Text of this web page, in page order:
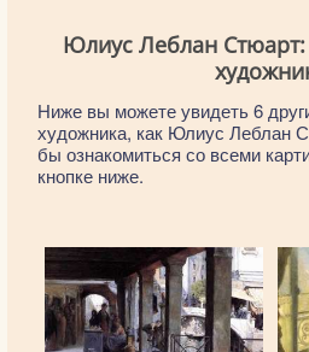
Юлиус Леблан Стюарт:
Ниже вы можете увидеть 6
художника, как Юлиус Леблан
бы ознакомиться со всеми
кнопке ниже.